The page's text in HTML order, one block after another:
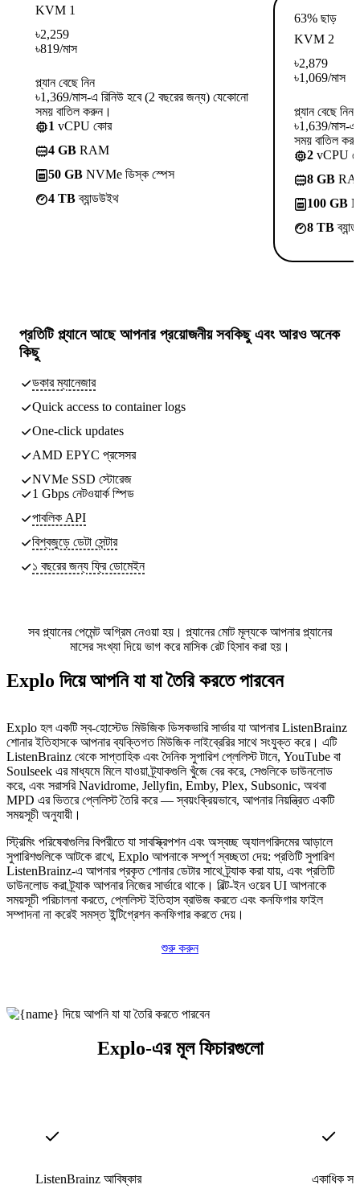
KVM 1
৳2,259
৳819/মাস
প্ল্যান বেছে নিন
৳1,369/মাস-এ রিনিউ হবে (2 বছরের জন্য) যেকোনো
সময় বাতিল করুন।
1 vCPU কোর
4 GB RAM
50 GB NVMe ডিস্ক স্পেস
4 TBব্যান্ডউইথ
63% ছাড়
KVM 2
৳2,879
৳1,069/মাস
প্ল্যান বেছে নিন
৳1,639/মাস-এ
সময় বাতিল
2 vCPU
8 GB
100 GB
8 TB
প্রতিটি প্ল্যানে আছেআপনার প্রয়োজনীয় সবকিছুএবং আরও অনেক
কিছু
ডকার ম্যানেজার
Quick access to container logs
One-click updates
AMD EPYC প্রসেসর
NVMe SSD স্টোরেজ
1 Gbps নেটওয়ার্ক স্পিড
পাবলিক API
বিশ্বজুড়ে ডেটা সেন্টার
১ বছরের জন্য ফ্রি ডোমেইন
সব প্ল্যানের পেমেন্ট অগ্রিম নেওয়া হয়। প্ল্যানের মোট মূল্যকে আপনার প্ল্যানের
মাসের সংখ্যা দিয়ে ভাগ করে মাসিক রেট হিসাব করা হয়।
Explo দিয়ে আপনি যা যা তৈরি করতে পারবেন
Explo হল একটি স্ব-হোস্টেড মিউজিক ডিসকভারি সার্ভার যা আপনার ListenBrainz
শোনার ইতিহাসকে আপনার ব্যক্তিগত মিউজিক লাইব্রেরির সাথে সংযুক্ত করে। এটি
ListenBrainz থেকে সাপ্তাহিক এবং দৈনিক সুপারিশ প্লেলিস্ট টানে, YouTube বা
Soulseek এর মাধ্যমে মিলে যাওয়া ট্র্যাকগুলি খুঁজে বের করে, সেগুলিকে ডাউনলোড
করে, এবং সরাসরি Navidrome, Jellyfin, Emby, Plex, Subsonic, অথবা
MPD এর ভিতরে প্লেলিস্ট তৈরি করে — স্বয়ংক্রিয়ভাবে, আপনার নিয়ন্ত্রিত একটি
সময়সূচী অনুযায়ী।
স্ট্রিমিং পরিষেবাগুলির বিপরীতে যা সাবস্ক্রিপশন এবং অস্বচ্ছ অ্যালগরিদমের আড়ালে
সুপারিশগুলিকে আটকে রাখে, Explo আপনাকে সম্পূর্ণ স্বচ্ছতা দেয়: প্রতিটি সুপারিশ
ListenBrainz-এ আপনার প্রকৃত শোনার ডেটার সাথে ট্র্যাক করা যায়, এবং প্রতিটি
ডাউনলোড করা ট্র্যাক আপনার নিজের সার্ভারে থাকে। বিল্ট-ইন ওয়েব UI আপনাকে
সময়সূচী পরিচালনা করতে, প্লেলিস্ট ইতিহাস ব্রাউজ করতে এবং কনফিগার ফাইল
সম্পাদনা না করেই সমস্ত ইন্টিগ্রেশন কনফিগার করতে দেয়।
শুরু করুন
Explo-এর মূল ফিচারগুলো
ListenBrainz আবিষ্কার একাধিক